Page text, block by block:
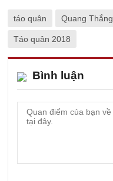
táo quân Quang Thắng
Táo quân 2018
Bình luận